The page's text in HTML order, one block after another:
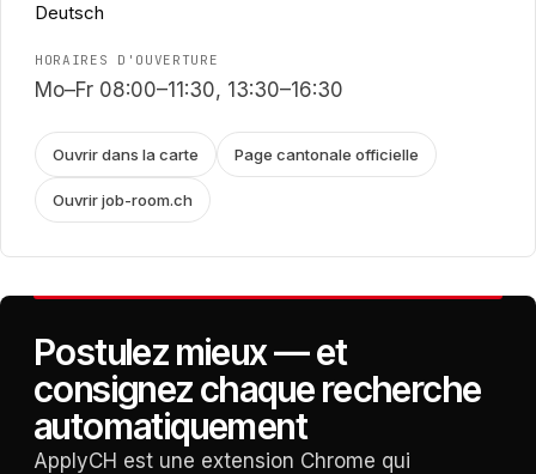
Deutsch
HORAIRES D'OUVERTURE
Mo–Fr 08:00–11:30, 13:30–16:30
Ouvrir dans la carte Page cantonale officielle
Ouvrir job-room.ch
Postulez mieux — et
consignez chaque recherche
automatiquement
ApplyCH est une extension Chrome qui